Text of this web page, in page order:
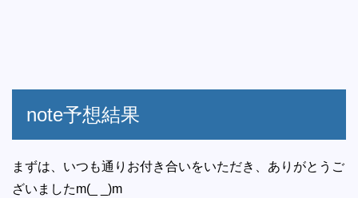
note予想結果
まずは、いつも通りお付き合いをいただき、ありがとうご
ざいましたm(_ _)m